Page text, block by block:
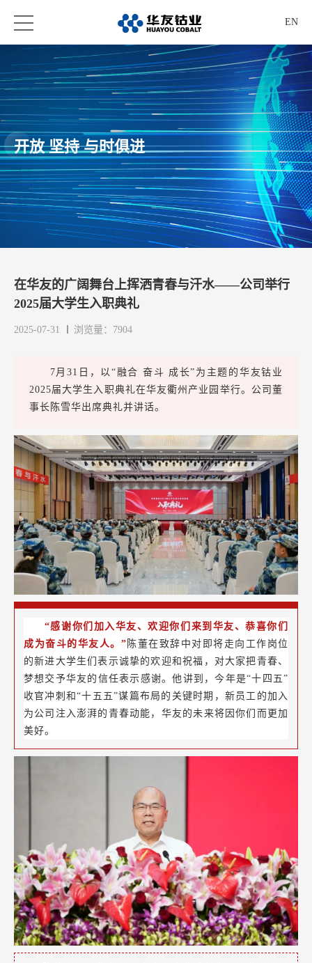
EN
开放 坚持 与时俱进
在华友的广阔舞台上挥洒青春与汗水——公司举行
2025届大学生入职典礼
2025-07-31 浏览量：7904
7月31日，以“融合 奋斗 成长”为主题的华友钴业
2025届大学生入职典礼在华友衢州产业园举行。公司董
事长陈雪华出席典礼并讲话。
“感谢你们加入华友、欢迎你们来到华友、恭喜你们
成为奋斗的华友人。” 陈董在致辞中对即将走向工作岗位
的新进大学生们表示诚挚的欢迎和祝福，对大家把青春、
梦想交予华友的信任表示感谢。他讲到，今年是“十四五”
收官冲刺和“十五五”谋篇布局的关键时期，新员工的加入
为公司注入澎湃的青春动能，华友的未来将因你们而更加
美好。